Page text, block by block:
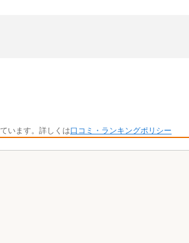
います。詳しくは口コミ・ランキングポリシー